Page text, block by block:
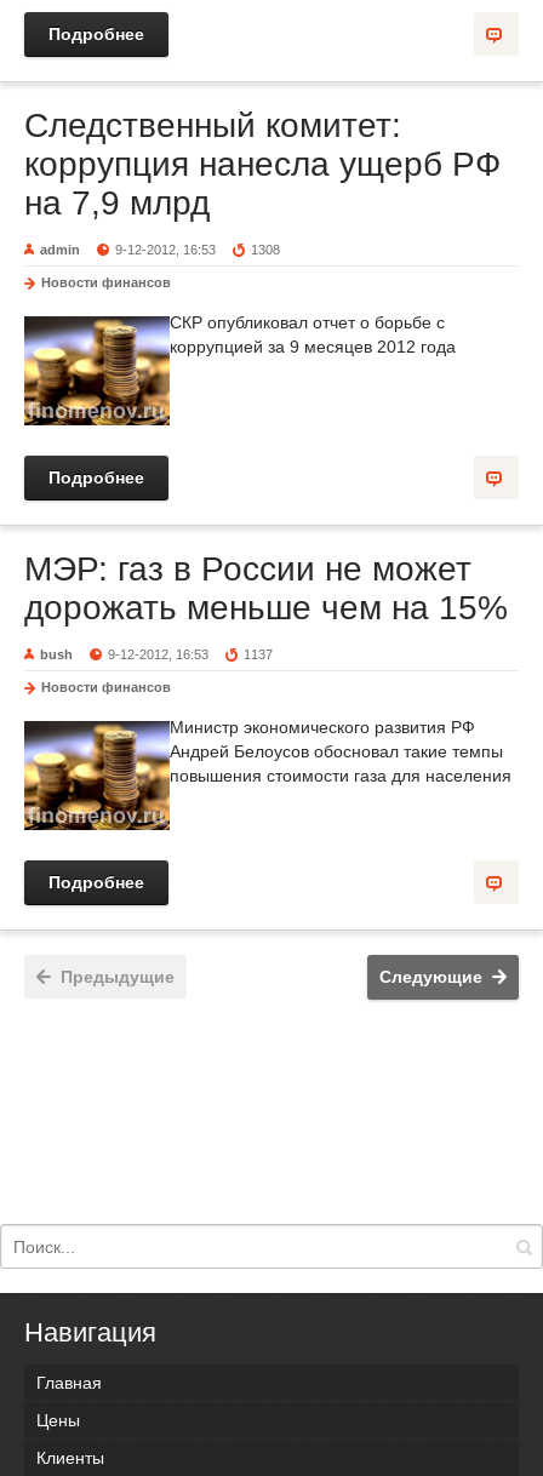
Подробнее
Следственный комитет:
коррупция нанесла ущерб РФ
на 7,9 млрд
admin 9-12-2012, 16:53 1308
Новости финансов
СКР опубликовал отчет о борьбе с
коррупцией за 9 месяцев 2012 года
Подробнее
МЭР: газ в России не может
дорожать меньше чем на 15%
bush 9-12-2012, 16:53 1137
Новости финансов
Министр экономического развития РФ
Андрей Белоусов обосновал такие темпы
повышения стоимости газа для населения
Подробнее
Предыдущие Следующие
Навигация
Главная
Цены
Клиенты